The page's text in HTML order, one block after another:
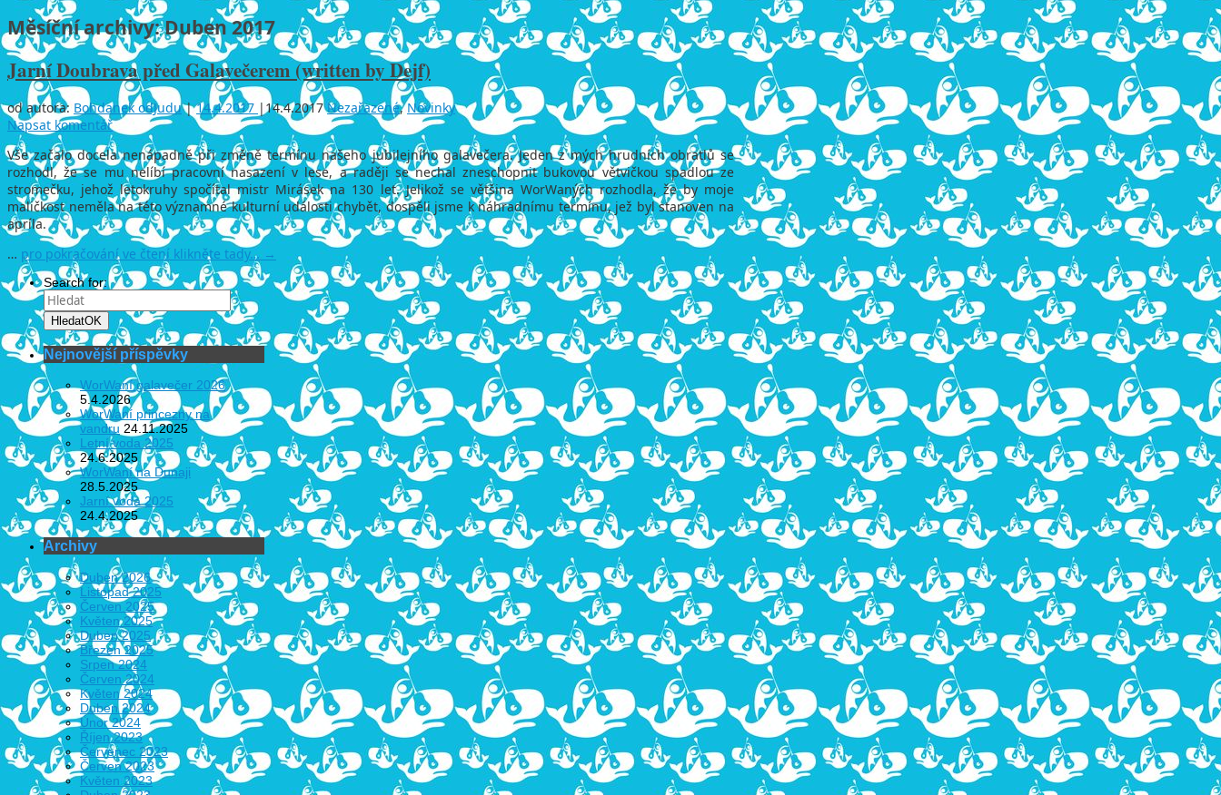
Měsíční archivy:Duben 2017
Jarní Doubrava před Galavečerem (written by Dejf)
od autora: Bohdanek odJudu | 14.4.2017 |14.4.2017 Nezařazené,Novinky
Napsat komentář
Vše začalo docela nenápadně při změně termínu našeho jubilejního galavečera. Jeden z mých hrudních obratlů se
rozhodl, že se mu nelíbí pracovní nasazení v lese, a raději se nechal zneschopnit bukovou větvičkou spadlou ze
stromečku, jehož letokruhy spočítal mistr Mirásek na 130 let. Jelikož se většina WorWaných rozhodla, že by moje
maličkost neměla na této významné kulturní události chybět, dospěli jsme k náhradnímu termínu, jež byl stanoven na
apríla.
…pro pokračování ve čtení klikněte tady… →
Search for:
HledatOK
Nejnovější příspěvky
WorWaní galavečer 2026
5.4.2026
WorWaní princezny na
vandru 24.11.2025
Letní voda 2025
24.6.2025
WorWaní na Dunaji
28.5.2025
Jarní voda 2025
24.4.2025
Archivy
Duben 2026
Listopad 2025
Červen 2025
Květen 2025
Duben 2025
Březen 2025
Srpen 2024
Červen 2024
Květen 2024
Duben 2024
Únor 2024
Říjen 2023
Červenec 2023
Červen 2023
Květen 2023